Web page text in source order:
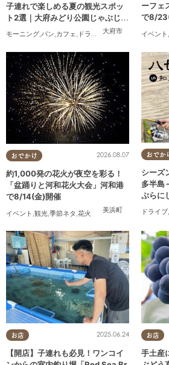
大府市
子連れで楽しめる夏の観光スポッ
ト2選｜大府みどり公園じゃぶじゃ
ぶ池、ぱんやSUNとえふ
モーニング,パン,カフェ, ドライブ ,観光, 行ってみたレポ ,
ーフェ
で8/
イベント
おでかけ
美浜町
2026.08.07
約1,000発の花火が夜空を彩る！
「盆踊りと河和花火大会」河和港
で8/14(金)開催
イベント 観光 季節ネタ 花火
おでか
シーズ
多半島
ぷらに
ポ#14】
ドライブ,
お店 2025.06.24
【開店】子連れも必見！ワンコイ
お店
手土産